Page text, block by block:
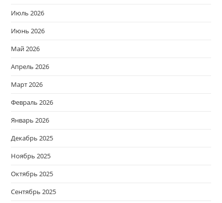
Июль 2026
Июнь 2026
Май 2026
Апрель 2026
Март 2026
Февраль 2026
Январь 2026
Декабрь 2025
Ноябрь 2025
Октябрь 2025
Сентябрь 2025